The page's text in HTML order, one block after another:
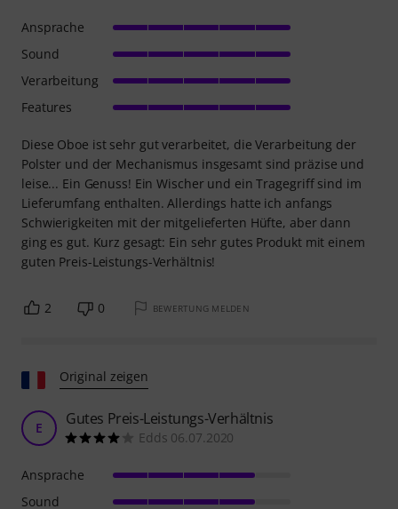
Diese Oboe ist sehr gut verarbeitet, die Verarbeitung der
Polster und der Mechanismus insgesamt sind präzise und
leise... Ein Genuss! Ein Wischer und ein Tragegriff sind im
Lieferumfang enthalten. Allerdings hatte ich anfangs
Schwierigkeiten mit der mitgelieferten Hüfte, aber dann
ging es gut. Kurz gesagt: Ein sehr gutes Produkt mit einem
guten Preis-Leistungs-Verhältnis!
Ansprache
Sound
Verarbeitung
Features
2 0 BEWERTUNG MELDEN
Original zeigen
E Gutes Preis-Leistungs-Verhältnis
Edds 06.07.2020
Ansprache
Sound